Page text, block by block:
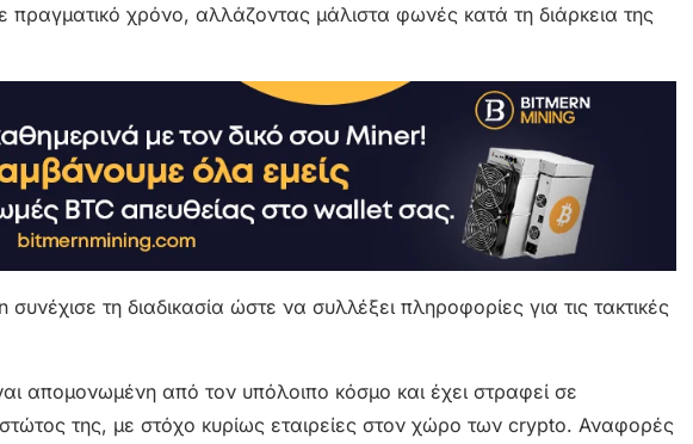
χρόνο, αλλάζοντας μάλιστα φωνές κατά τη διάρκεια της
τη διαδικασία ώστε να συλλέξει πληροφορίες για τις τακτικές
απομονωμένη από τον υπόλοιπο κόσμο και έχει στραφεί σε
της, με στόχο κυρίως εταιρείες στον χώρο των crypto. Αναφορές